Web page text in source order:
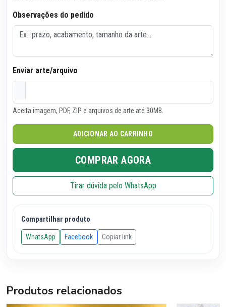
Observações do pedido
Enviar arte/arquivo
Aceita imagem, PDF, ZIP e arquivos de arte até 30MB.
ADICIONAR AO CARRINHO
COMPRAR AGORA
Tirar dúvida pelo WhatsApp
Compartilhar produto
WhatsApp Facebook Copiar link
Produtos relacionados